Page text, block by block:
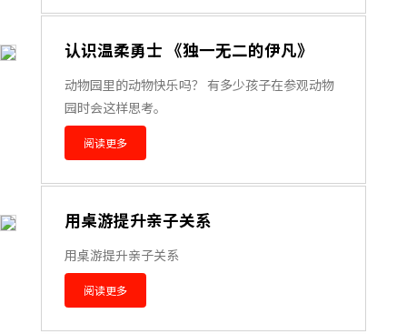
认识温柔勇士 《独一无二的伊凡》
动物园里的动物快乐吗？ 有多少孩子在参观动物
园时会这样思考。
阅读更多
用桌游提升亲子关系
用桌游提升亲子关系
阅读更多